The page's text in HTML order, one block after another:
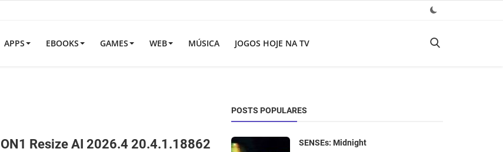
APPS EBOOKS GAMES WEB MÚSICA JOGOS HOJE NA TV
ON1 Resize AI 2026.4 20.4.1.18862
POSTS POPULARES
SENSEs: Midnight